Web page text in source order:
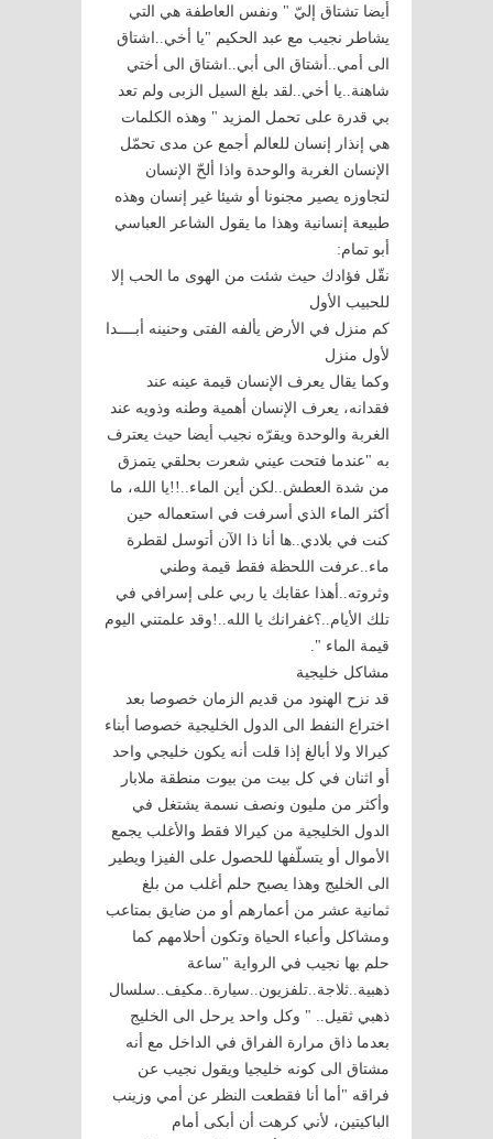
أيضا تشتاق إليّ " ونفس العاطفة هي التي
يشاطر نجيب مع عبد الحكيم "يا أخي..اشتاق
الى أمي..أشتاق الى أبي..اشتاق الى أختي
شاهنة..يا أخي..لقد بلغ السيل الزبى ولم تعد
بي قدرة على تحمل المزيد " وهذه الكلمات
هي إنذار إنسان للعالم أجمع عن مدى تحمّل
الإنسان الغربة والوحدة واذا ألحّ الإنسان
لتجاوزه يصير مجنونا أو شيئا غير إنسان وهذه
طبيعة إنسانية وهذا ما يقول الشاعر العباسي
أبو تمام:
نقّل فؤادك حيث شئت من الهوى ما الحب إلا
للحبيب الأول
كم منزل في الأرض يألفه الفتى وحنينه أبــــدا
لأول منزل
وكما يقال يعرف الإنسان قيمة عينه عند
فقدانه، يعرف الإنسان أهمية وطنه وذويه عند
الغربة والوحدة ويقرّه نجيب أيضا حيث يعترف
به "عندما فتحت عيني شعرت بحلقي يتمزق
من شدة العطش..لكن أين الماء..!!يا الله، ما
أكثر الماء الذي أسرفت في استعماله حين
كنت في بلادي..ها أنا ذا الآن أتوسل لقطرة
ماء..عرفت اللحظة فقط قيمة وطني
وثروته..أهذا عقابك يا ربي على إسرافي في
تلك الأيام..؟غفرانك يا الله..!وقد علمتني اليوم
قيمة الماء ".
مشاكل خليجية
قد نزح الهنود من قديم الزمان خصوصا بعد
اختراع النفط الى الدول الخليجية خصوصا أبناء
كيرالا ولا أبالغ إذا قلت أنه يكون خليجي واحد
أو اثنان في كل بيت من بيوت منطقة ملابار
وأكثر من مليون ونصف نسمة يشتغل في
الدول الخليجية من كيرالا فقط والأغلب يجمع
الأموال أو يتسلّفها للحصول على الفيزا ويطير
الى الخليج وهذا يصبح حلم أغلب من بلغ
ثمانية عشر من أعمارهم أو من ضايق بمتاعب
ومشاكل وأعباء الحياة وتكون أحلامهم كما
حلم بها نجيب في الرواية "ساعة
ذهبية..ثلاجة..تلفزيون..سيارة..مكيف..سلسال
ذهبي ثقيل.. " وكل واحد يرحل الى الخليج
بعدما ذاق مرارة الفراق في الداخل مع أنه
مشتاق الى كونه خليجيا ويقول نجيب عن
فراقه "أما أنا فقطعت النظر عن أمي وزينب
الباكيتين، لأني كرهت أن أبكى أمام